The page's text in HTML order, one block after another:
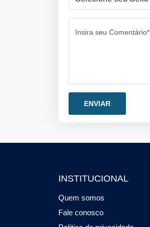
Insira seu Comentário*
INSTITUCIONAL
Quem somos
Fale conosco